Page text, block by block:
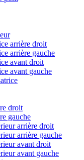
arrière droit
arrière gauche
avant droit
avant gauche
droit
gauche
arrière droit
arrière gauche
avant droit
avant gauche